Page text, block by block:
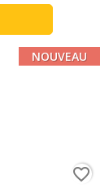
NOUVEAU
favorite_border